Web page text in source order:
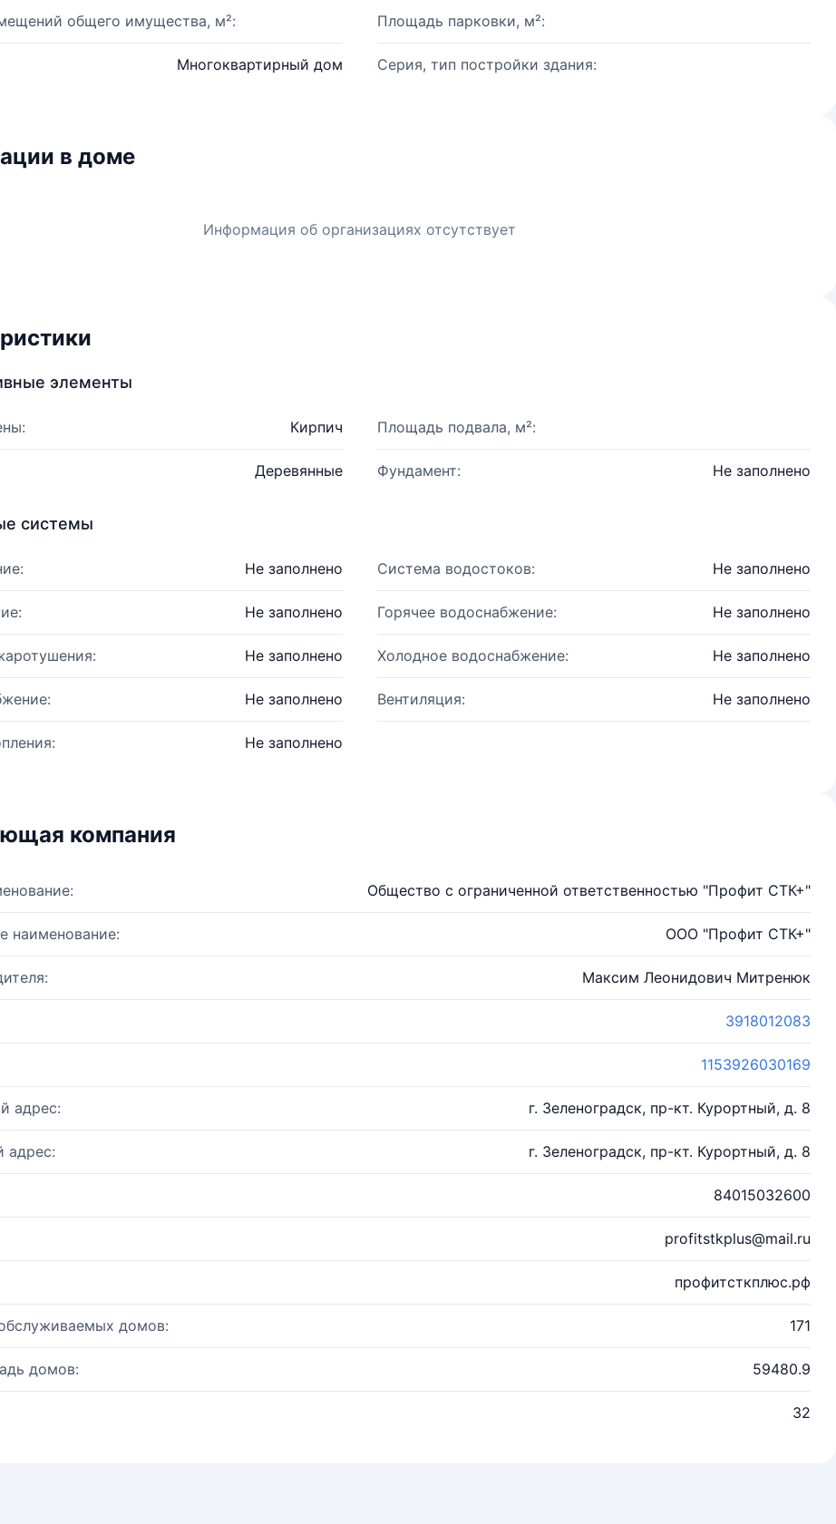
общего имущества, м²: Площадь парковки, м²:
Многоквартирный дом Серия, тип постройки здания:
в доме
Информация об организациях отсутствует
элементы
Кирпич Площадь подвала, м²:
Деревянные Фундамент: Не заполнено
системы
Не заполнено Система водостоков: Не заполнено
Не заполнено Горячее водоснабжение: Не заполнено
Не заполнено Холодное водоснабжение: Не заполнено
Не заполнено Вентиляция: Не заполнено
Не заполнено
компания
Общество с ограниченной ответственностью "Профит СТК+"
наименование: ООО "Профит СТК+"
Максим Леонидович Митренюк
3918012083
1153926030169
адрес: г. Зеленоградск, пр-кт. Курортный, д. 8
адрес: г. Зеленоградск, пр-кт. Курортный, д. 8
84015032600
profitstkplus@mail.ru
профитсткплюс.рф
домов: 171
домов: 59480.9
32